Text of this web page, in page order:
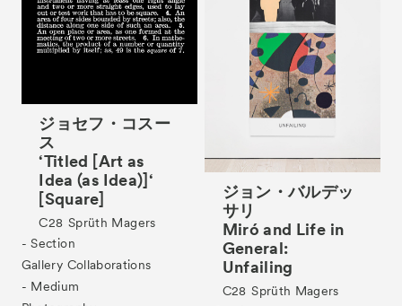
Tickets VIP
ジョセフ・コスー
ス
‘Titled [Art as
Idea (as Idea)]‘
[Square]
C28 Sprüth Magers
- Section
Gallery Collaborations
- Medium
ジョン・バルデッ
サリ
Miró and Life in
General:
Unfailing
C28 Sprüth Magers